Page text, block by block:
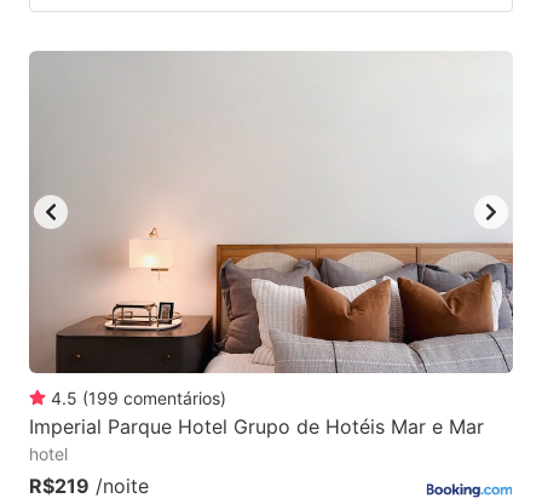
4.5 (199 comentários)
Imperial Parque Hotel Grupo de Hotéis Mar e Mar
hotel
R$219 /noite